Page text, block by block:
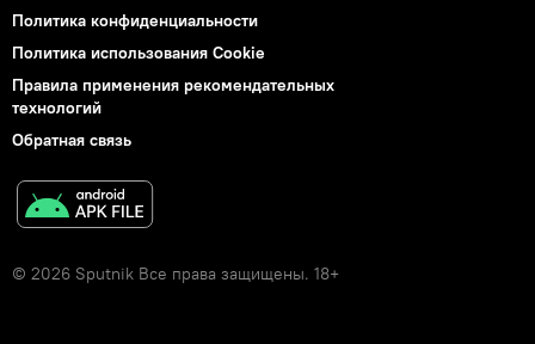
Политика конфиденциальности
Политика использования Cookie
Правила применения рекомендательных
технологий
Обратная связь
© 2026 Sputnik Все права защищены. 18+